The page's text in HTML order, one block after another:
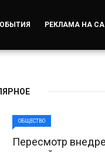
РЕКЛАМА НА
ОБЩЕСТВО
Пересмотр